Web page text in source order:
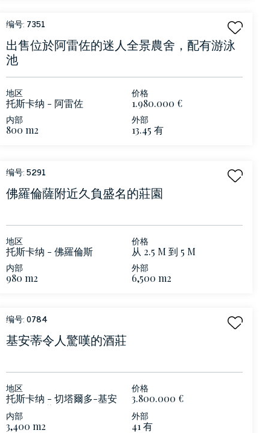
编号: 7351
出售位於阿雷佐的迷人全景農舍，配有游泳
池
地区
托斯卡纳 - 阿雷佐
价格
1.980.000 €
内部
800 m2
外部
13.45 有
编号:5291
佛羅倫薩附近久負盛名的莊園
地区
托斯卡纳 - 佛羅倫斯
价格
从 2.5 M 到 5 M
内部
980 m2
外部
6,500 m2
编号:0784
基安蒂令人驚嘆的酒莊
地区
托斯卡纳 - 切塔爾多-基安
蒂佛羅倫薩山
价格
3.800.000 €
内部
3,400 m2
外部
41 有